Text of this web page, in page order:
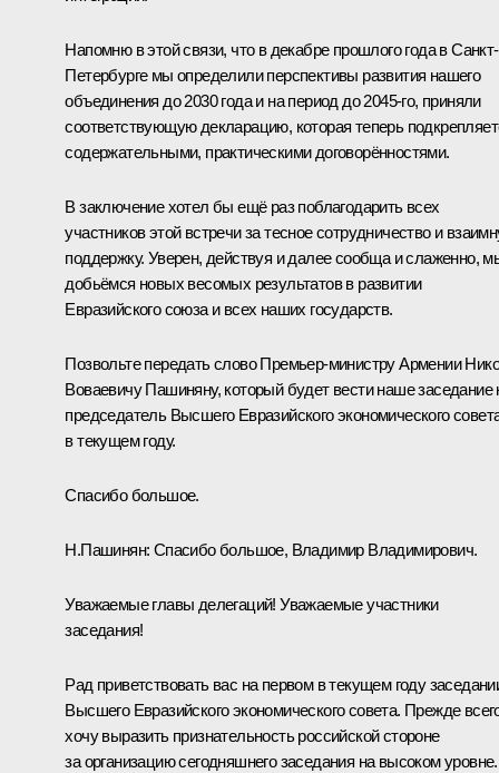
Напомню в этой связи, что в декабре прошлого года в Санкт-
Петербурге мы определили перспективы развития нашего
объединения до 2030 года и на период до 2045-го, приняли
соответствующую декларацию, которая теперь
содержательными, практическими договорённостями.
В заключение хотел бы ещё раз поблагодарить всех
участников этой встречи за тесное сотрудничество и
поддержку. Уверен, действуя и далее сообща и слаженно,
добьёмся новых весомых результатов в развитии
Евразийского союза и всех наших государств.
Позвольте передать слово Премьер-министру Армении
Воваевичу Пашиняну, который будет вести наше заседание
председатель Высшего Евразийского экономического
в текущем году.
Спасибо большое.
Н.Пашинян: Спасибо большое, Владимир Владимирович.
Уважаемые главы делегаций! Уважаемые участники
заседания!
Рад приветствовать вас на первом в текущем году
Высшего Евразийского экономического совета. Прежде
хочу выразить признательность российской стороне
за организацию сегодняшнего заседания на высоком уровне.